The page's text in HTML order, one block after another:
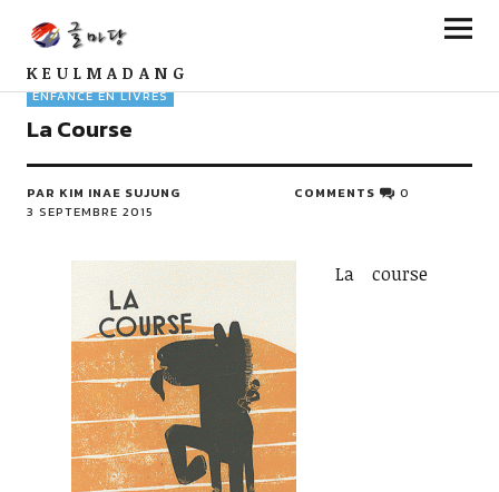
KEULMADANG
ENFANCE EN LIVRES
La Course
PAR KIM INAE SUJUNG
3 SEPTEMBRE 2015
COMMENTS 0
La course